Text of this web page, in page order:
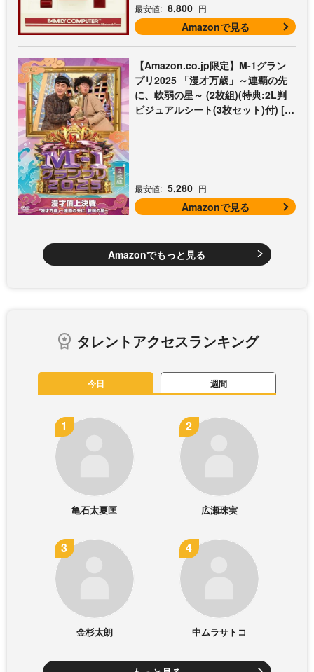
最安値: 8,800 円
Amazonで見る
【Amazon.co.jp限定】M-1グラン
プリ2025 「漫才万歳」～連覇の先
に、軟弱の星～ (2枚組)(特典:2L判
ビジュアルシート(3枚セット)付) [D
最安値: 5,280 円
Amazonで見る
Amazonでもっと見る
タレントアクセスランキング
今日 週間
亀石太夏匡 広瀬珠実
金杉太朗 中ムラサトコ